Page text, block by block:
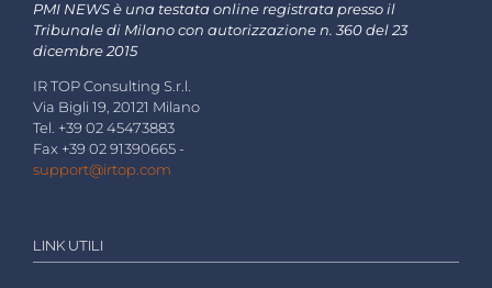
PMI NEWS è una testata online registrata presso il
Tribunale di Milano con autorizzazione n. 360 del 23
dicembre 2015
IR TOP Consulting S.r.l.
Via Bigli 19, 20121 Milano
Tel. +39 02 45473883
Fax +39 02 91390665 -
support@irtop.com
LINK UTILI